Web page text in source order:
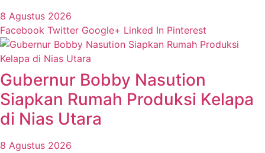
8 Agustus 2026
Facebook Twitter Google+ Linked In Pinterest
Gubernur Bobby Nasution
Siapkan Rumah Produksi Kelapa
di Nias Utara
8 Agustus 2026